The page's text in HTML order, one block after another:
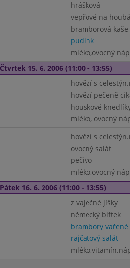
hrášková
vepřové na
bramborová kaše
pudink
mléko,ovocný
Čtvrtek 15. 6. 2006 (11:00 - 13:55)
hovězí s
hovězí pečeně
houskové
mléko, ovocný
hovězí s
ovocný salát
pečivo
mléko,ovocný
Pátek 16. 6. 2006 (11:00 - 13:55)
z vaječné jíšky
německý biftek
brambory vařené
rajčatový salát